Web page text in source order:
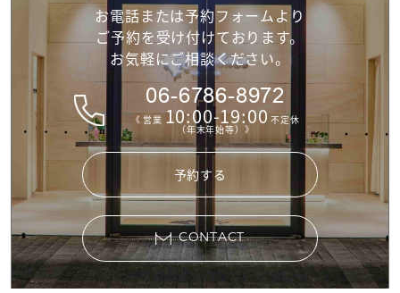
お電話または予約フォームより
ご予約を受け付けております。
お気軽にご相談ください。
06-6786-8972
《 営業 10:00-19:00不定休
（年末年始等）》
予約する
CONTACT